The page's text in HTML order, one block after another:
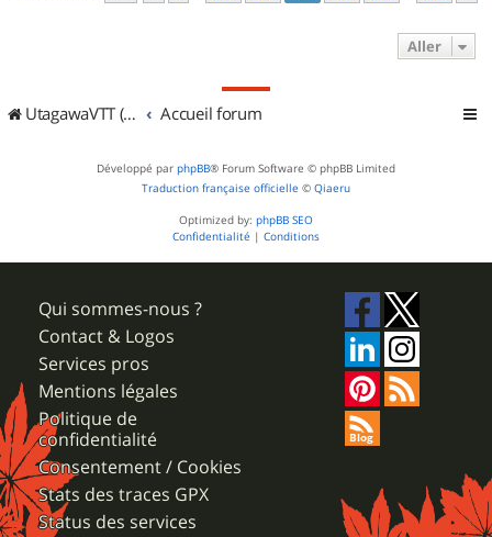
Aller
UtagawaVTT (Randos VTT et VTTAE avec traces GPS) Accueil forum
Développé par phpBB® Forum Software © phpBB Limited
Traduction française officielle © Qiaeru
Optimized by: phpBB SEO
Confidentialité | Conditions
Qui sommes-nous ?
Contact & Logos
Services pros
Mentions légales
Politique de
confidentialité
Consentement / Cookies
Stats des traces GPX
Status des services